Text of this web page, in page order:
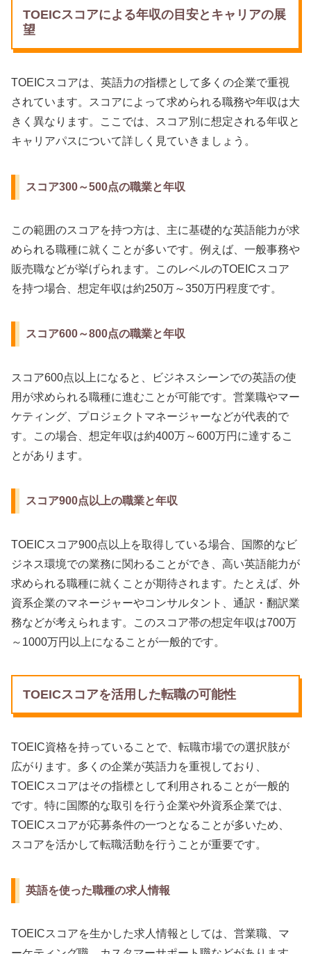
TOEICスコアによる年収の目安とキャリアの展
望
TOEICスコアは、英語力の指標として多くの企業で重視
されています。スコアによって求められる職務や年収は大
きく異なります。ここでは、スコア別に想定される年収と
キャリアパスについて詳しく見ていきましょう。
スコア300～500点の職業と年収
この範囲のスコアを持つ方は、主に基礎的な英語能力が求
められる職種に就くことが多いです。例えば、一般事務や
販売職などが挙げられます。このレベルのTOEICスコア
を持つ場合、想定年収は約250万～350万円程度です。
スコア600～800点の職業と年収
スコア600点以上になると、ビジネスシーンでの英語の使
用が求められる職種に進むことが可能です。営業職やマー
ケティング、プロジェクトマネージャーなどが代表的で
す。この場合、想定年収は約400万～600万円に達するこ
とがあります。
スコア900点以上の職業と年収
TOEICスコア900点以上を取得している場合、国際的なビ
ジネス環境での業務に関わることができ、高い英語能力が
求められる職種に就くことが期待されます。たとえば、外
資系企業のマネージャーやコンサルタント、通訳・翻訳業
務などが考えられます。このスコア帯の想定年収は700万
～1000万円以上になることが一般的です。
TOEICスコアを活用した転職の可能性
TOEIC資格を持っていることで、転職市場での選択肢が
広がります。多くの企業が英語力を重視しており、
TOEICスコアはその指標として利用されることが一般的
です。特に国際的な取引を行う企業や外資系企業では、
TOEICスコアが応募条件の一つとなることが多いため、
スコアを活かして転職活動を行うことが重要です。
英語を使った職種の求人情報
TOEICスコアを生かした求人情報としては、営業職、マ